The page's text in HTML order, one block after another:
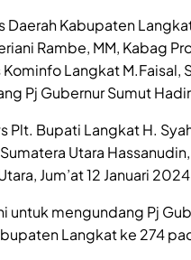
Daerah Kabupaten
Rambe, MM, Kabag
Langkat M.Faisal,
Pj Gubernur Sumut
Plt. Bupati Langkat H.
Utara
Jum’at 12 Januari
untuk mengundang Pj
Langkat ke 274